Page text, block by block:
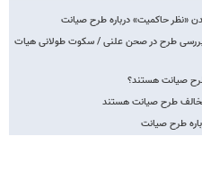
«نظر حاکمیت» درباره طرح صیانت
بررسی طرح در صحن علنی / سکوت طولانی هیات
صیانت هستند؟
طرح صیانت هستند
طرح صیانت